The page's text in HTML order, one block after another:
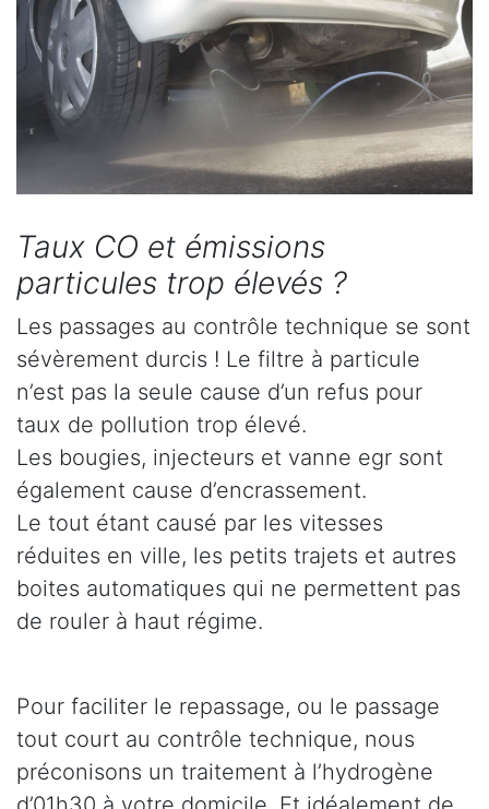
Taux CO et émissions
particules trop élevés ?
Les passages au contrôle technique se sont
sévèrement durcis ! Le filtre à particule
n’est pas la seule cause d’un refus pour
taux de pollution trop élevé.
Les bougies, injecteurs et vanne egr sont
également cause d’encrassement.
Le tout étant causé par les vitesses
réduites en ville, les petits trajets et autres
boites automatiques qui ne permettent pas
de rouler à haut régime.
Pour faciliter le repassage, ou le passage
tout court au contrôle technique, nous
préconisons un traitement à l’hydrogène